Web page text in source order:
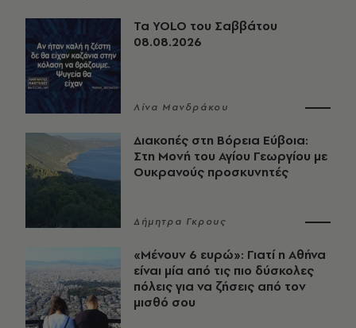
Τα YOLO του Σαββάτου
08.08.2026
Λίνα Μανδράκου
Διακοπές στη Βόρεια Εύβοια:
Στη Μονή του Αγίου Γεωργίου με
Ουκρανούς προσκυνητές
Δήμητρα Γκρους
«Μένουν 6 ευρώ»: Γιατί η Αθήνα
είναι μία από τις πιο δύσκολες
πόλεις για να ζήσεις από τον
μισθό σου